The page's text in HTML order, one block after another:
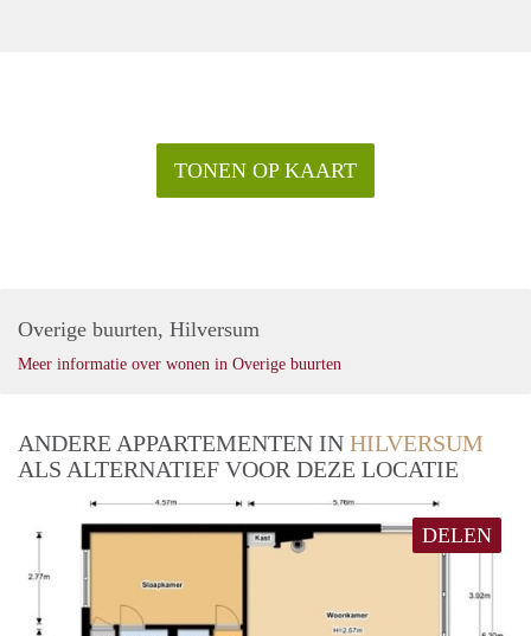
TONEN OP KAART
Overige buurten, Hilversum
Meer informatie over wonen in Overige buurten
ANDERE APPARTEMENTEN IN HILVERSUM
ALS ALTERNATIEF VOOR DEZE LOCATIE
DELEN